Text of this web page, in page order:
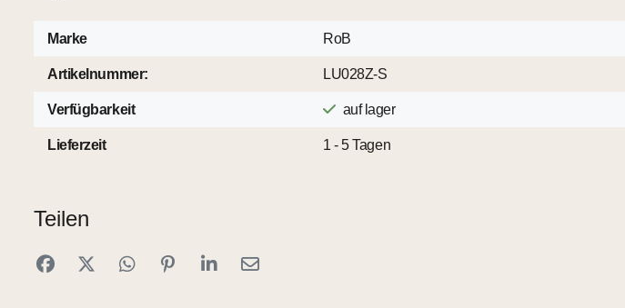
Marke RoB
Artikelnummer: LU028Z-S
Verfügbarkeit auf lager
Lieferzeit 1 - 5 Tagen
Teilen